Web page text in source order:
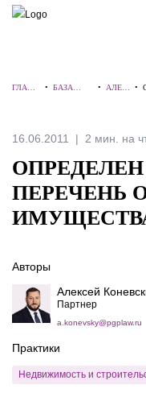
ПОИСК ПО САЙТУ
ГЛАВН
• БАЗА
• АЛЕР
•
16.06.2011 2 мин. на
ПЕРЕЧЕНЬ
Авторы
Алексей
Партнер
a.konevsky@pgplaw.ru
Практики
Недвижимость и